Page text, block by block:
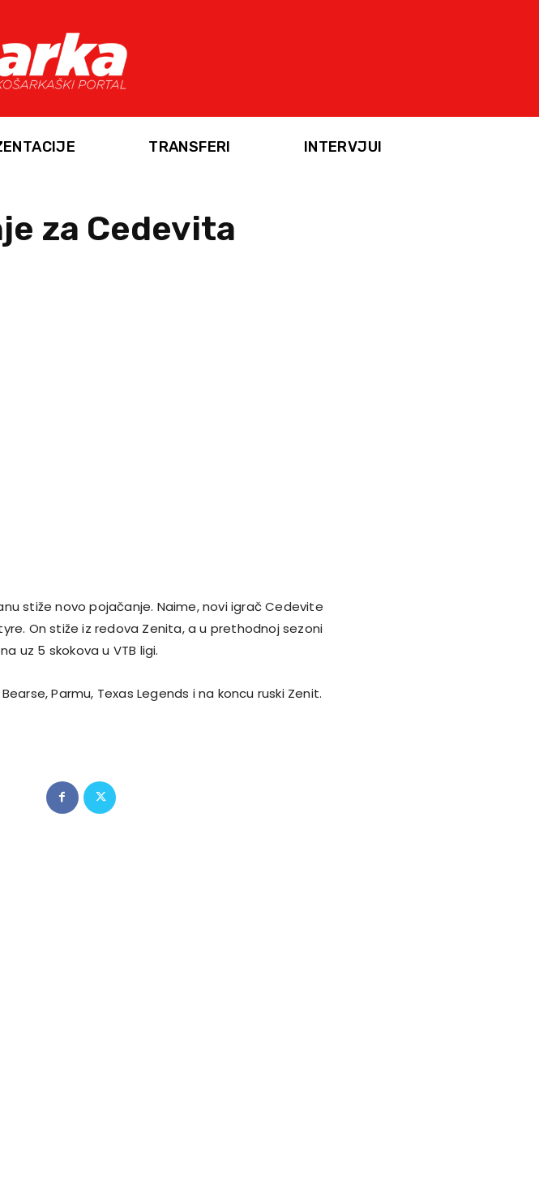
TRANSFERI INTERVJUI
za Cedevita
stiže novo pojačanje. Naime, novi igrač Cedevite
On stiže iz redova Zenita, a u prethodnoj sezoni
uz 5 skokova u VTB ligi.
Parmu, Texas Legends i na koncu ruski Zenit.